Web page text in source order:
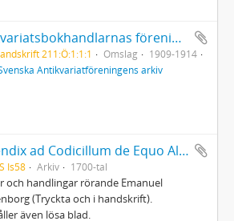
Antikvariatsbokhandlarnas förening. Diverse handlingar, bl.a. protokoll, kassabok och klippsamling
211:Ö:1:1:1 Omslag
1909-1914
Antikvariatföreningens arkiv
Appendix ad Codicillum de Equo Albo
Is58 Arkiv 1700-tal
och handlingar rörande Emanuel
(Tryckta och i handskrift).
även lösa blad.